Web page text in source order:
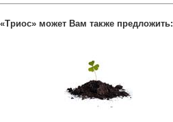
«Триос» может Вам также предложить: